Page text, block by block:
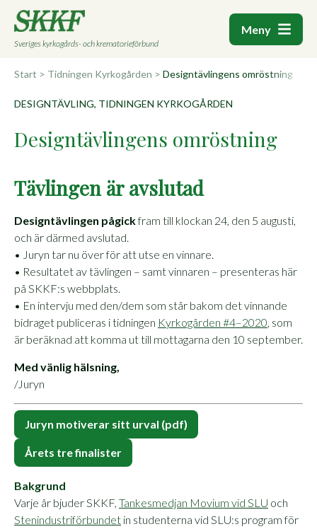
Sveriges kyrkogårds- och krematorieförbund
Meny
Start > Tidningen Kyrkogården > Designtävlingens omröstning
DESIGNTÄVLING, TIDNINGEN KYRKOGÅRDEN
Designtävlingens omröstning
Tävlingen är avslutad
Designtävlingen pågickfram till klockan 24, den 5 augusti,
och är därmed avslutad.
• Juryn tar nu över för att utse en vinnare.
• Resultatet av tävlingen – samt vinnaren – presenteras här
på SKKF:s webbplats.
• En intervju med den/dem som står bakom det vinnande
bidraget publiceras i tidningen Kyrkogården #4–2020, som
är beräknad att komma ut till mottagarna den 10 september.
Med vänlig hälsning,
/Juryn
Juryn motiverar sitt urval (pdf)
Årets tre finalister
Bakgrund
Varje år bjuder SKKF, Tankesmedjan Movium vid SLU och
Stenindustriförbundet in studenterna vid SLU:s program för